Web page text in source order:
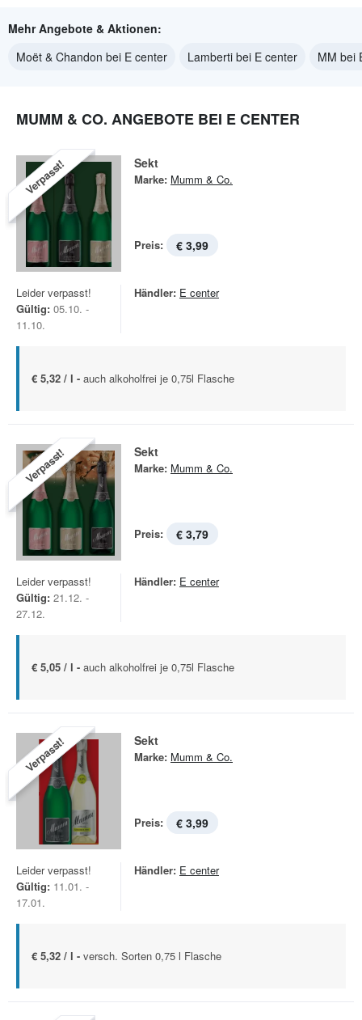
Mehr Angebote & Aktionen:
Moët & Chandon bei E center
Lamberti bei E center MM bei
MUMM & CO. ANGEBOTE BEI E CENTER
Verpasst! Sekt
Marke: Mumm & Co.
Preis: € 3,99
Leider verpasst!
Gültig: 05.10. -
11.10.
Händler: E center
€ 5,32 / l - auch alkoholfrei je 0,75l Flasche
Verpasst! Sekt
Marke: Mumm & Co.
Preis: € 3,79
Leider verpasst!
Gültig: 21.12. -
27.12.
Händler: E center
€ 5,05 / l - auch alkoholfrei je 0,75l Flasche
Verpasst! Sekt
Marke: Mumm & Co.
Preis: € 3,99
Leider verpasst!
Gültig: 11.01. -
17.01.
Händler: E center
€ 5,32 / l - versch. Sorten 0,75 l Flasche